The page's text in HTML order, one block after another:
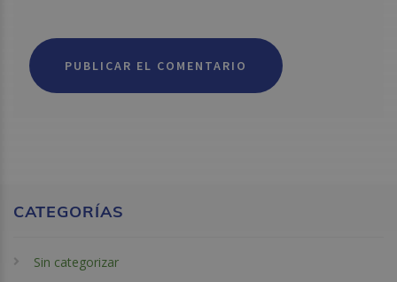
CATEGORÍAS
Sin categorizar